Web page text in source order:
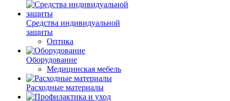
Средства индивидуальной
защиты
Оптика
Оборудование
Медицинская мебель
Расходные материалы